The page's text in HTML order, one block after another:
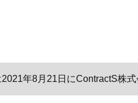
年8月21日にContractS株